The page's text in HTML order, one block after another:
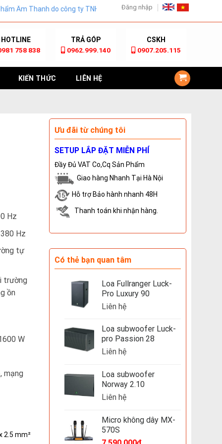
do công ty TNHH Công nghệ mới Golden eyes.Đơn vị Nhập khẩu
Đăng nhập
HOTLINE
758 838
TRẢ GÓP
0962.999.140
CSKH
0907.205.115
KIẾN THỨC LIÊN HỆ
Hz
Hz
tự
trường
ồn
W
mạng
2.5 mm²
Ưu đãi từ chúng tôi
SETUP LẮP ĐẶT MIỄN PHÍ
Đầy Đủ VAT Co,Cq Sản Phẩm
Giao hàng Nhanh Tại Hà Nội
Hỗ trợ Bảo hành nhanh 48H
Thanh toán khi nhận hàng.
Có thẻ bạn quan tâm
Loa Fullranger Luck-
Pro Luxury 90
Liên hệ
Loa subwoofer Luck-
pro Passion 28
Liên hệ
Loa subwoofer
Norway 2.10
Liên hệ
Micro không dây MX-
570S